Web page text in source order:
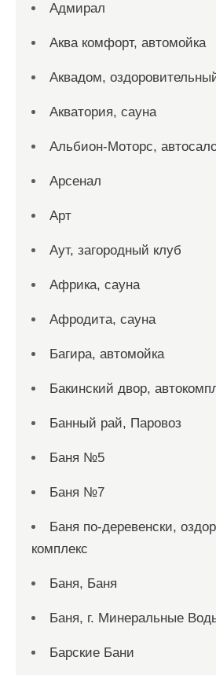
Адмирал
Аква комфорт, автомойка
Аквадом,
Акватория, сауна
Альбион-Моторс,
Арсенал
Арт
Аут, загородный клуб
Африка, сауна
Афродита, сауна
Багира, автомойка
Бакинский двор,
Банный рай, Паровоз
Баня №5
Баня №7
Баня по-деревенски,
комплекс
Баня, Баня
Баня, г. Минеральные
Барские Бани